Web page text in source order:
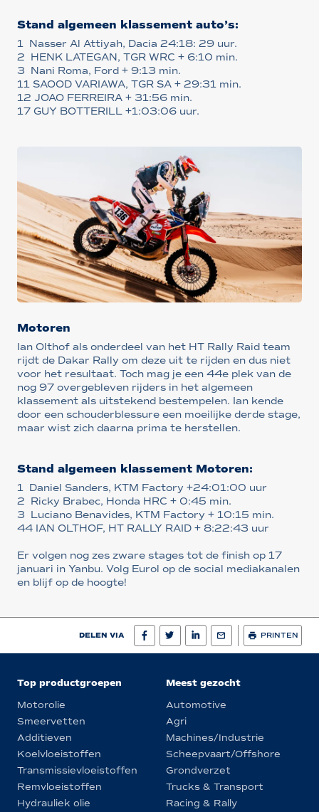
Stand algemeen klassement auto’s:
1 Nasser Al Attiyah, Dacia 24:18: 29 uur.
2 HENK LATEGAN, TGR WRC + 6:10 min.
3 Nani Roma, Ford + 9:13 min.
11 SAOOD VARIAWA, TGR SA + 29:31 min.
12 JOAO FERREIRA + 31:56 min.
17 GUY BOTTERILL +1:03:06 uur.
Motoren
Ian Olthof als onderdeel van het HT Rally Raid team
rijdt de Dakar Rally om deze uit te rijden en dus niet
voor het resultaat. Toch mag je een 44e plek van de
nog 97 overgebleven rijders in het algemeen
klassement als uitstekend bestempelen. Ian kende
door een schouderblessure een moeilijke derde stage,
maar wist zich daarna prima te herstellen.
Stand algemeen klassement Motoren:
1 Daniel Sanders, KTM Factory +24:01:00 uur
2 Ricky Brabec, Honda HRC + 0:45 min.
3 Luciano Benavides, KTM Factory + 10:15 min.
44 IAN OLTHOF, HT RALLY RAID + 8:22:43 uur
Er volgen nog zes zware stages tot de finish op 17
januari in Yanbu. Volg Eurol op de social mediakanalen
en blijf op de hoogte!
DELEN VIA PRINTEN
Top productgroepen
Motorolie
Smeervetten
Additieven
Koelvloeistoffen
Transmissievloeistoffen
Remvloeistoffen
Hydrauliek olie
Meest gezocht
Automotive
Agri
Machines/Industrie
Scheepvaart/Offshore
Grondverzet
Trucks & Transport
Racing & Rally